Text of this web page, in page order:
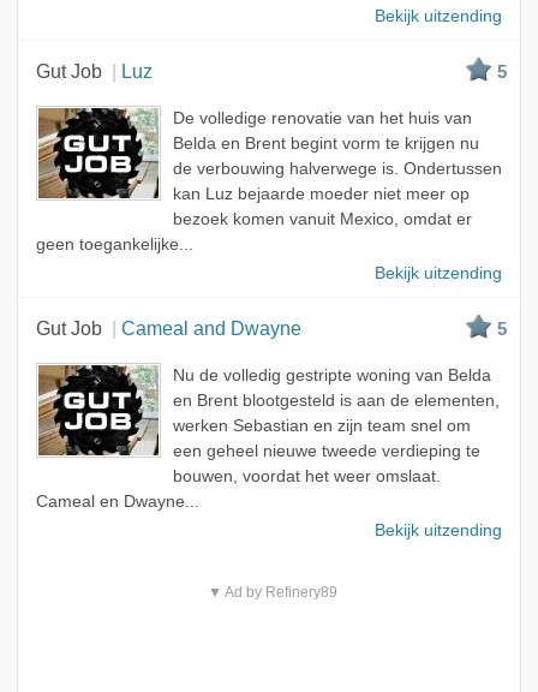
Bekijk uitzending
Gut Job Luz 5
De volledige renovatie van het huis van
Belda en Brent begint vorm te krijgen nu
de verbouwing halverwege is. Ondertussen
kan Luz bejaarde moeder niet meer op
bezoek komen vanuit Mexico, omdat er
geen toegankelijke...
Bekijk uitzending
Gut Job Cameal and Dwayne 5
Nu de volledig gestripte woning van Belda
en Brent blootgesteld is aan de elementen,
werken Sebastian en zijn team snel om
een geheel nieuwe tweede verdieping te
bouwen, voordat het weer omslaat.
Cameal en Dwayne...
Bekijk uitzending
▼ Ad by Refinery89